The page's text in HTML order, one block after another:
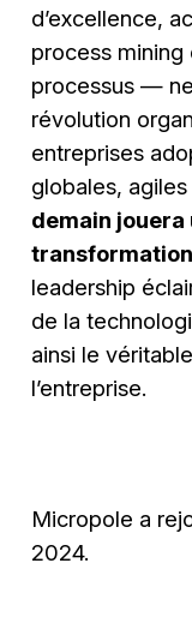
d’excellence,
process
processus —
révolution
entreprises
globales,
demain jouera
leadership
de la
ainsi le
l’entreprise.
Micropole a
2024.